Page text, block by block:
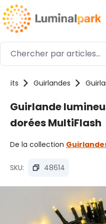
Passer au contenu
Guirlandes
Guirlande
dorées MultiFlash
De la collection
SKU: 48614